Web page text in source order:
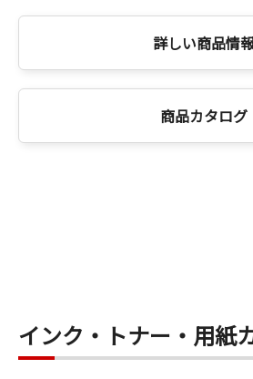
詳しい商品情
商品カタログ
インク・トナー・用紙